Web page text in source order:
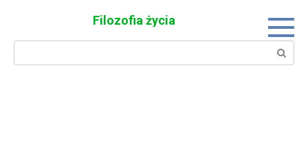
Filozofia życia
Search: